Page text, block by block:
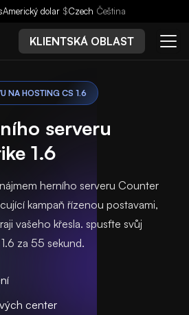
Americký dolar $Czech Čeština
KLIENTSKÁ OBLAST
NA HOSTING CS 1.6
serveru
1.6
herního serveru Counter
kampaň řízenou postavami,
vašeho křesla. spusťte svůj
za 55 sekund.
center